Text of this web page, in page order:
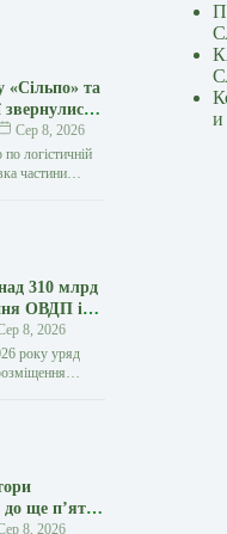
«Сільпо» та
звернулися
Сер 8, 2026
логістичній
частини
«Сільпо»
310 млрд
ОВДП із
8, 2026
року уряд
понад 310
до ще п’яти
Мінфін
8, 2026
и